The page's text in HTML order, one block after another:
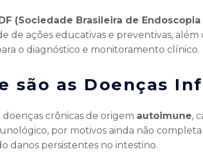
DF (Sociedade Brasileira de
de ações educativas e preventivas,
o diagnóstico e monitoramento clínico.
são as Doenças
doenças crônicas de origem autoimune,
por motivos ainda não
danos persistentes no intestino.